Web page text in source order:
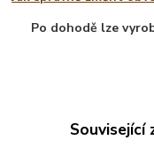
Po dohodě lze
Související